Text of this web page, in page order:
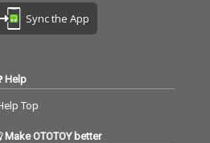
Sync the App
Help
Top
Make OTOTOY better